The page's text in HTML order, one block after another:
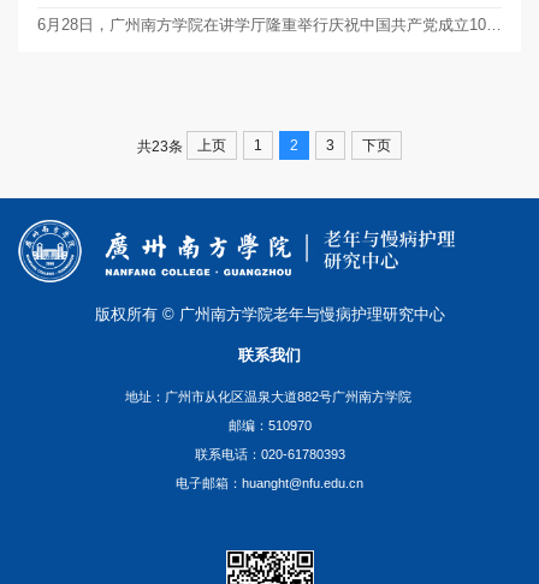
共23条 上页 1 2 3 下页
版权所有 © 广州南方学院老年与慢病护理研究中心
联系我们
地址：广州市从化区温泉大道882号广州南方学院
邮编：510970
联系电话：020-61780393
电子邮箱：huanght@nfu.edu.cn